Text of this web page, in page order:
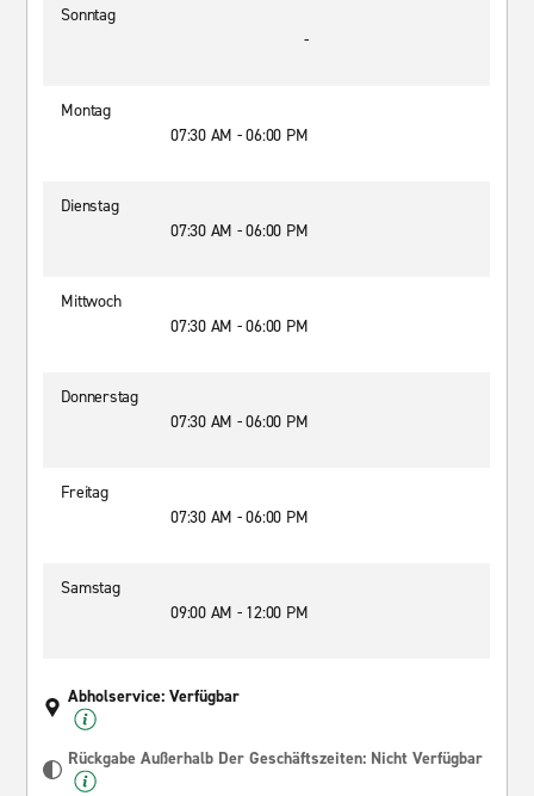
Sonntag
-
Montag
07:30 AM - 06:00 PM
Dienstag
07:30 AM - 06:00 PM
Mittwoch
07:30 AM - 06:00 PM
Donnerstag
07:30 AM - 06:00 PM
Freitag
07:30 AM - 06:00 PM
Samstag
09:00 AM - 12:00 PM
Abholservice: Verfügbar
Rückgabe Außerhalb Der Geschäftszeiten: Nicht Verfügbar